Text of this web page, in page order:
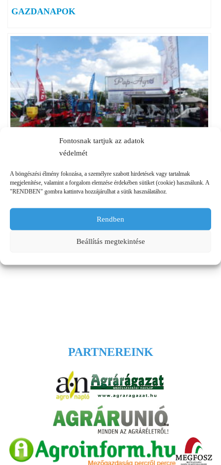
Fontosnak tartjuk az adatok
védelmét
A böngészési élmény fokozása, a személyre szabott hirdetések vagy tartalmak
megjelenítése, valamint a forgalom elemzése érdekében sütiket (cookie) használunk. A
"RENDBEN" gombra kattintva hozzájárulhat a sütik használatához.
Rendben
Beállítás megtekintése
GAZDANAPOK
ÁLLATTENYÉSZTÉSI NAPOK –
HÓDMEZŐVÁSÁRHELY
Ahol jelen voltunk
PARTNEREINK